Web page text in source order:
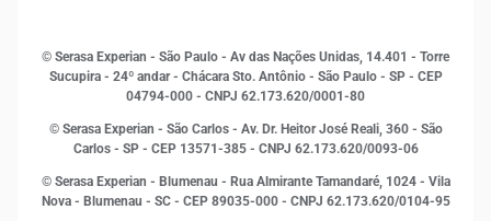
Inovação e Tecnologia
Leis e impostos
Marketing
Open Finance
Proteção de Dados
© Serasa Experian - São Paulo - Av das Nações Unidas, 14.401 - Torre
Sucupira - 24º andar - Chácara Sto. Antônio - São Paulo - SP - CEP
04794-000 - CNPJ 62.173.620/0001-80
© Serasa Experian - São Carlos - Av. Dr. Heitor José Reali, 360 - São
Carlos - SP - CEP 13571-385 - CNPJ 62.173.620/0093-06
© Serasa Experian - Blumenau - Rua Almirante Tamandaré, 1024 - Vila
Nova - Blumenau - SC - CEP 89035-000 - CNPJ 62.173.620/0104-95